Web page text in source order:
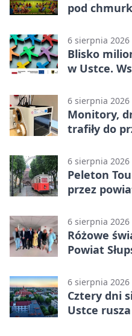
pod
6 sierpnia 2026
Blisko
w Ustce.
6 sierpnia 2026
Monitory,
trafiły do
6 sierpnia 2026
Peleton
przez
6 sierpnia 2026
Różowe
Powiat
6 sierpnia 2026
Cztery dni
Ustce rusza